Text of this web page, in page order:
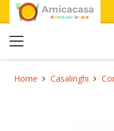
Home Casalinghi